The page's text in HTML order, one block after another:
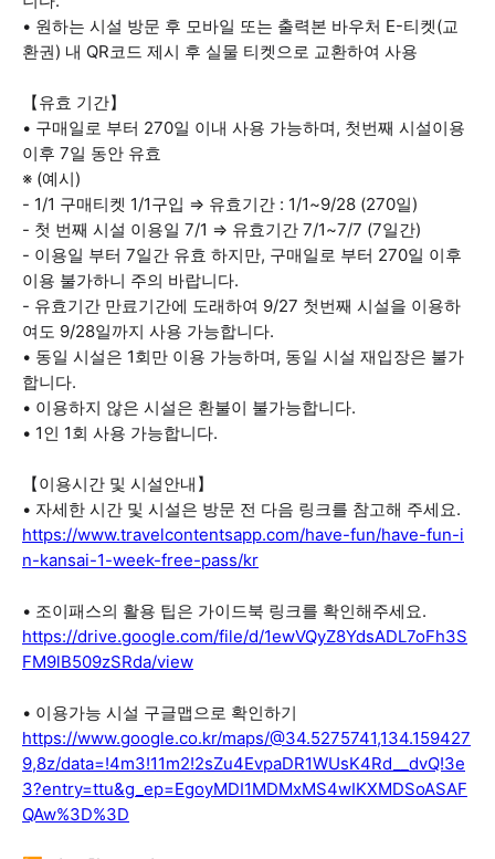
• 원하는 시설 방문 후 모바일 또는 출력본 바우처 E-티켓(교
환권) 내 QR코드 제시 후 실물 티켓으로 교환하여 사용
【유효 기간】
• 구매일로 부터 270일 이내 사용 가능하며, 첫번째 시설이용
이후 7일 동안 유효
※ (예시)
- 1/1 구매티켓 1/1구입 ⇒ 유효기간 : 1/1~9/28 (270일)
- 첫 번째 시설 이용일 7/1 ⇒ 유효기간 7/1~7/7 (7일간)
- 이용일 부터 7일간 유효 하지만, 구매일로 부터 270일 이후
이용 불가하니 주의 바랍니다.
- 유효기간 만료기간에 도래하여 9/27 첫번째 시설을 이용하
여도 9/28일까지 사용 가능합니다.
• 동일 시설은 1회만 이용 가능하며, 동일 시설 재입장은 불가
합니다.
• 이용하지 않은 시설은 환불이 불가능합니다.
• 1인 1회 사용 가능합니다.
【이용시간 및 시설안내】
• 자세한 시간 및 시설은 방문 전 다음 링크를 참고해 주세요.
https://www.travelcontentsapp.com/have-fun/have-fun-i
n-kansai-1-week-free-pass/kr
• 조이패스의 활용 팁은 가이드북 링크를 확인해주세요.
https://drive.google.com/file/d/1ewVQyZ8YdsADL7oFh3S
FM9lB509zSRda/view
• 이용가능 시설 구글맵으로 확인하기
https://www.google.co.kr/maps/@34.5275741,134.159427
9,8z/data=!4m3!11m2!2sZu4EvpaDR1WUsK4Rd__dvQ!3e
3?entry=ttu&g_ep=EgoyMDI1MDMxMS4wIKXMDSoASAF
QAw%3D%3D